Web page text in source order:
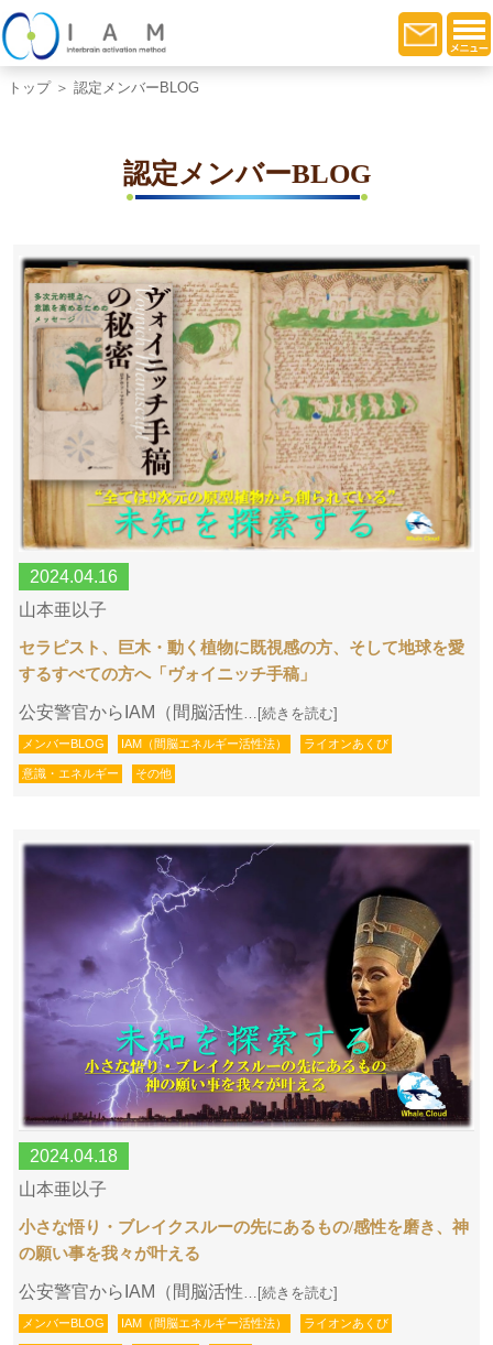
トップ＞ 認定メンバーBLOG
認定メンバーBLOG
2024.04.16
山本亜以子
セラピスト、巨木・動く植物に既視感の方、そして地球を愛
するすべての方へ「ヴォイニッチ手稿」
公安警官からIAM（間脳活性 …[続きを読む]
メンバーBLOG IAM（間脳エネルギー活性法） ライオンあくび
意識・エネルギー その他
2024.04.18
山本亜以子
小さな悟り・ブレイクスルーの先にあるもの/感性を磨き、神
の願い事を我々が叶える
公安警官からIAM（間脳活性…[続きを読む]
メンバーBLOG IAM（間脳エネルギー活性法） ライオンあくび